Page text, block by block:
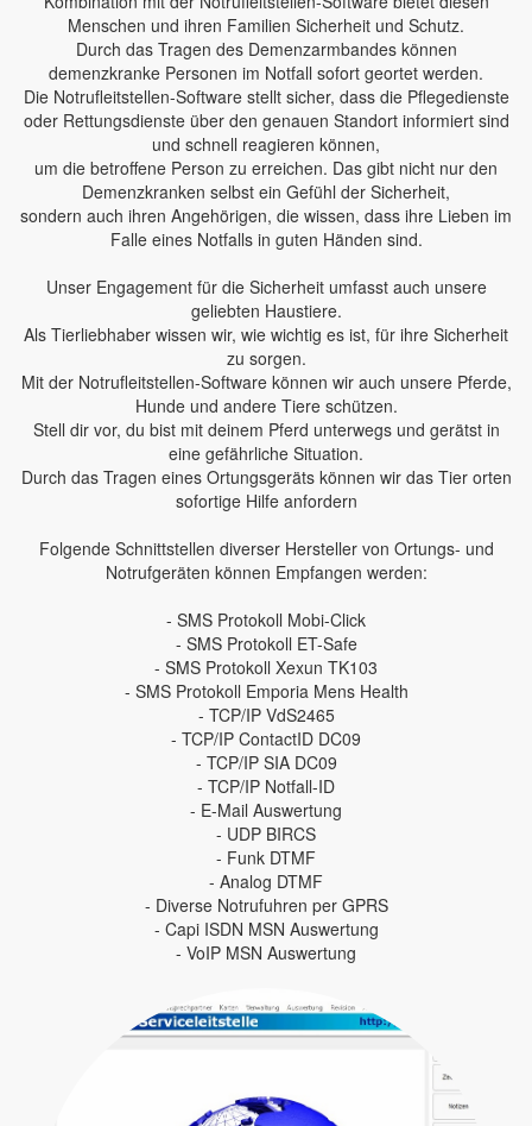
Menschen und ihren Familien Sicherheit und Schutz.
Durch das Tragen des Demenzarmbandes können
demenzkranke Personen im Notfall sofort geortet werden.
Die Notrufleitstellen-Software stellt sicher, dass die Pflegedienste
oder Rettungsdienste über den genauen Standort informiert sind
und schnell reagieren können,
um die betroffene Person zu erreichen. Das gibt nicht nur den
Demenzkranken selbst ein Gefühl der Sicherheit,
sondern auch ihren Angehörigen, die wissen, dass ihre Lieben im
Falle eines Notfalls in guten Händen sind.
Unser Engagement für die Sicherheit umfasst auch unsere
geliebten Haustiere.
Als Tierliebhaber wissen wir, wie wichtig es ist, für ihre Sicherheit
zu sorgen.
Mit der Notrufleitstellen-Software können wir auch unsere Pferde,
Hunde und andere Tiere schützen.
Stell dir vor, du bist mit deinem Pferd unterwegs und gerätst in
eine gefährliche Situation.
Durch das Tragen eines Ortungsgeräts können wir das Tier orten
sofortige Hilfe anfordern
Folgende Schnittstellen diverser Hersteller von Ortungs- und
Notrufgeräten können Empfangen werden:
- SMS Protokoll Mobi-Click
- SMS Protokoll ET-Safe
- SMS Protokoll Xexun TK103
- SMS Protokoll Emporia Mens Health
- TCP/IP VdS2465
- TCP/IP ContactID DC09
- TCP/IP SIA DC09
- TCP/IP Notfall-ID
- E-Mail Auswertung
- UDP BIRCS
- Funk DTMF
- Analog DTMF
- Diverse Notrufuhren per GPRS
- Capi ISDN MSN Auswertung
- VoIP MSN Auswertung